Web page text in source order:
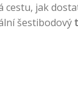
cestu, jak
šestibodový